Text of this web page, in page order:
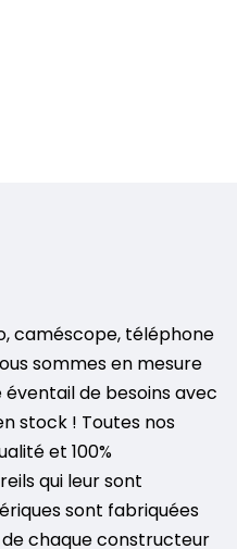
caméscope, téléphone
sommes en mesure
de besoins avec
stock ! Toutes nos
et 100%
qui leur sont
sont fabriquées
chaque constructeur